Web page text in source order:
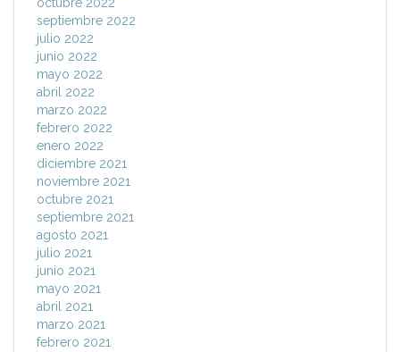
septiembre 2022
julio 2022
junio 2022
mayo 2022
abril 2022
marzo 2022
febrero 2022
enero 2022
diciembre 2021
noviembre 2021
octubre 2021
septiembre 2021
agosto 2021
julio 2021
junio 2021
mayo 2021
abril 2021
marzo 2021
febrero 2021